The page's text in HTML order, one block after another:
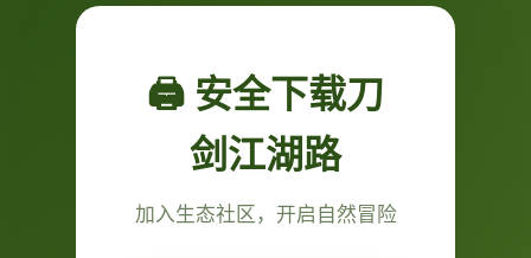
🖨️ 安全下载刀
剑江湖路
加入生态社区，开启自然冒险